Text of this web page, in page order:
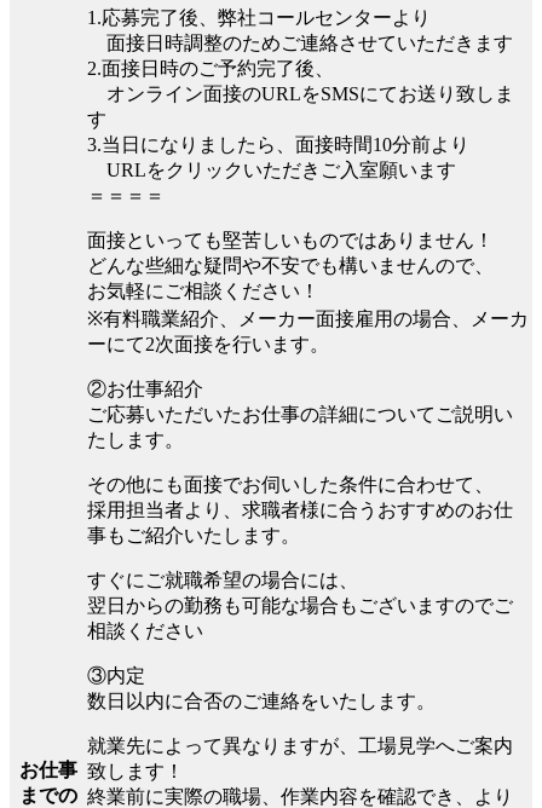
お仕事
までの
1.応募完了後、弊社コールセンターより
面接日時調整のためご連絡させていただきます
2.面接日時のご予約完了後、
オンライン面接のURLをSMSにてお送り致しま
す
3.当日になりましたら、面接時間10分前より
URLをクリックいただきご入室願います
＝＝＝＝
面接といっても堅苦しいものではありません！
どんな些細な疑問や不安でも構いませんので、
お気軽にご相談ください！
※有料職業紹介、メーカー面接雇用の場合、メーカ
ーにて2次面接を行います。
②お仕事紹介
ご応募いただいたお仕事の詳細についてご説明い
たします。
その他にも面接でお伺いした条件に合わせて、
採用担当者より、求職者様に合うおすすめのお仕
事もご紹介いたします。
すぐにご就職希望の場合には、
翌日からの勤務も可能な場合もございますのでご
相談ください
③内定
数日以内に合否のご連絡をいたします。
就業先によって異なりますが、工場見学へご案内
致します！
終業前に実際の職場、作業内容を確認でき、より